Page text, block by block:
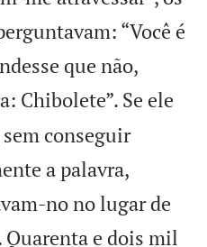
“Você é
que não,
Chibolete”. Se ele
sem conseguir
a palavra,
no no lugar de
Quarenta e dois mil